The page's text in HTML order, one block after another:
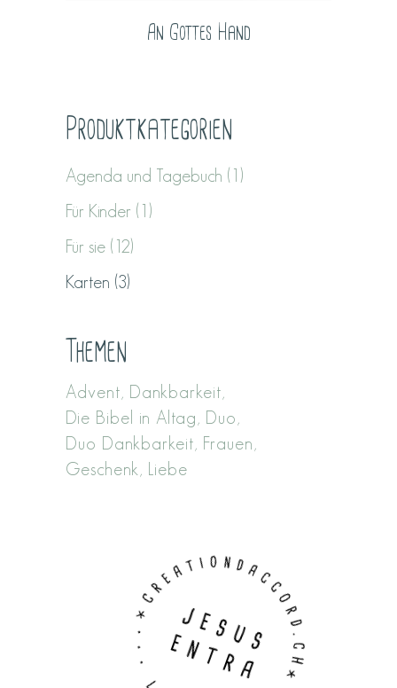
An Gottes Hand
Produktkategorien
Agenda und Tagebuch (1)
Für Kinder (1)
Für sie (12)
Karten (3)
Themen
Advent Dankbarkeit
Die Bibel in Altag
Duo
Duo Dankbarkeit Frauen
Geschenk
Liebe